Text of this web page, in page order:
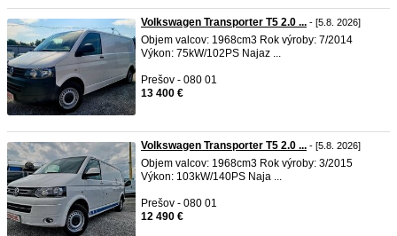
Volkswagen Transporter T5 2.0 ... - [5.8. 2026]
Objem valcov: 1968cm3 Rok výroby: 7/2014
Výkon: 75kW/102PS Najaz ...
Prešov - 080 01
13 400 €
Volkswagen Transporter T5 2.0 ... - [5.8. 2026]
Objem valcov: 1968cm3 Rok výroby: 3/2015
Výkon: 103kW/140PS Naja ...
Prešov - 080 01
12 490 €